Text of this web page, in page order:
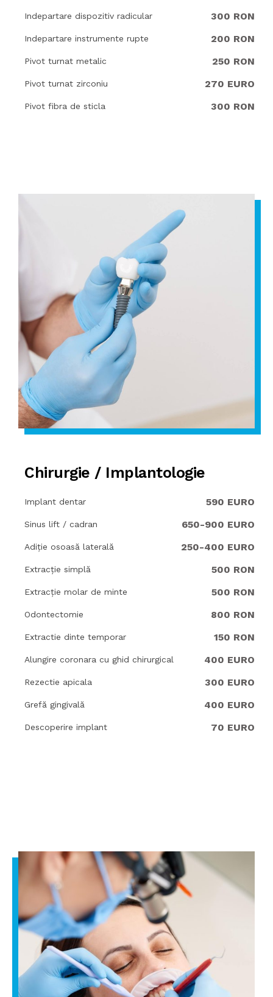
Indepartare dispozitiv radicular 300 RON
Indepartare instrumente rupte 200 RON
Pivot turnat metalic 250 RON
Pivot turnat zirconiu 270 EURO
Pivot fibra de sticla 300 RON
Chirurgie / Implantologie
Implant dentar 590 EURO
Sinus lift / cadran 650-900 EURO
Adiție osoasă laterală 250-400 EURO
Extracție simplă 500 RON
Extracție molar de minte 500 RON
Odontectomie 800 RON
Extractie dinte temporar 150 RON
Alungire coronara cu ghid chirurgical 400 EURO
Rezectie apicala 300 EURO
Grefă gingivală 400 EURO
Descoperire implant 70 EURO